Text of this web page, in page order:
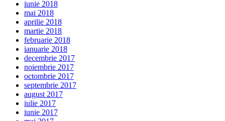
iunie 2018
mai 2018
aprilie 2018
martie 2018
februarie 2018
ianuarie 2018
decembrie 2017
noiembrie 2017
octombrie 2017
septembrie 2017
august 2017
iulie 2017
iunie 2017